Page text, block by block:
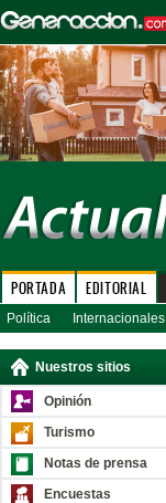
PORTADA EDITORIAL
Política Internacionales
Nuestros sitios
Opinión
Turismo
Notas de prensa
Encuestas